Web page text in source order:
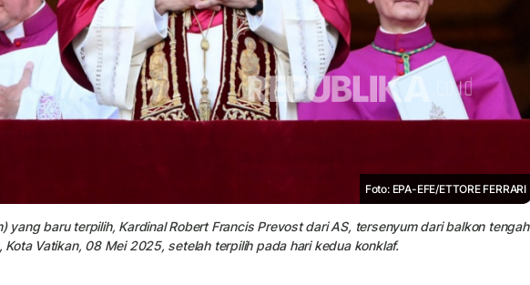
Foto: EPA-EFE/ETTORE FERRARI
yang baru terpilih, Kardinal Robert Francis Prevost dari AS, tersenyum dari balkon tengah
Kota Vatikan, 08 Mei 2025, setelah terpilih pada hari kedua konklaf.